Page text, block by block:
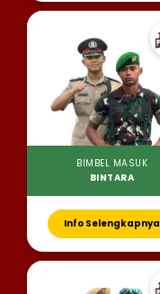
BIMBEL MASUK
BINTARA
Info Selengkapnya